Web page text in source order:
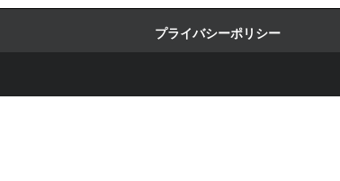
プライバシーポリシー